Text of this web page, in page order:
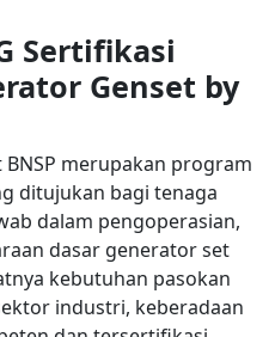
Sertifikasi
Genset by
merupakan program
ditujukan bagi tenaga
dalam pengoperasian,
dasar generator set
kebutuhan pasokan
industri, keberadaan